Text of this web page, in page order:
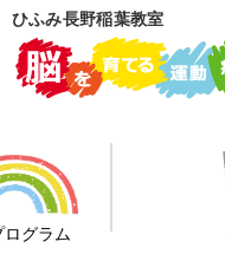
ひふみ長野稲葉教室
ログラム